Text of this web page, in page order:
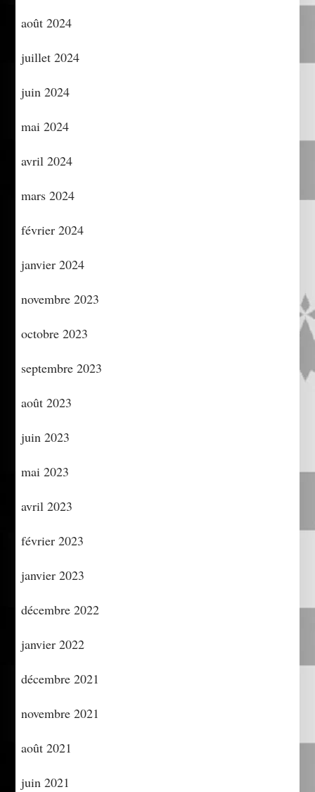
août 2024
juillet 2024
juin 2024
mai 2024
avril 2024
mars 2024
février 2024
janvier 2024
novembre 2023
octobre 2023
septembre 2023
août 2023
juin 2023
mai 2023
avril 2023
février 2023
janvier 2023
décembre 2022
janvier 2022
décembre 2021
novembre 2021
août 2021
juin 2021